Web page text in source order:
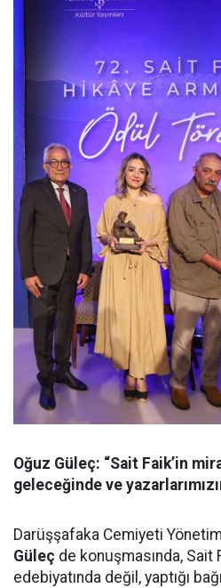
Oğuz Güleç: “Sait Faik’in
geleceğinde ve
Darüşşafaka Cemiyeti
Güleç de konuşmasında, Sait
edebiyatında değil, yaptığı